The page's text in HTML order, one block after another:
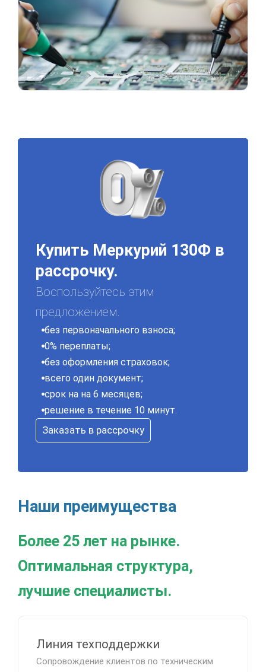
Купить Меркурий 130Ф в
рассрочку.
Воспользуйтесь этим
предложением.
без первоначального взноса;
0% переплаты;
без оформления страховок;
всего один документ;
срок на на 6 месяцев;
решение в течение 10 минут.
Заказать в рассрочку
Наши преимущества
Более 25 лет на рынке.
Оптимальная структура,
лучшие специалисты.
Линия техподдержки
Сопровождение клиентов по техническим